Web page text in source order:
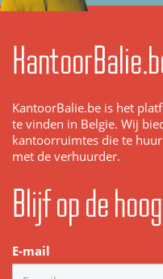
KantoorBalie.be is het
te vinden in Belgie. Wij
kantoorruimtes die te
met de verhuurder.
Blijf op de
E-mail